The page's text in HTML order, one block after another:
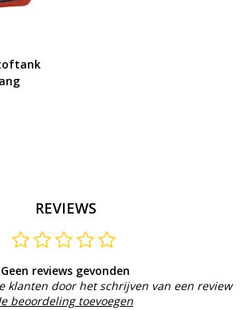
REVIEWS
Geen reviews gevonden
klanten door het schrijven van een review
beoordeling toevoegen